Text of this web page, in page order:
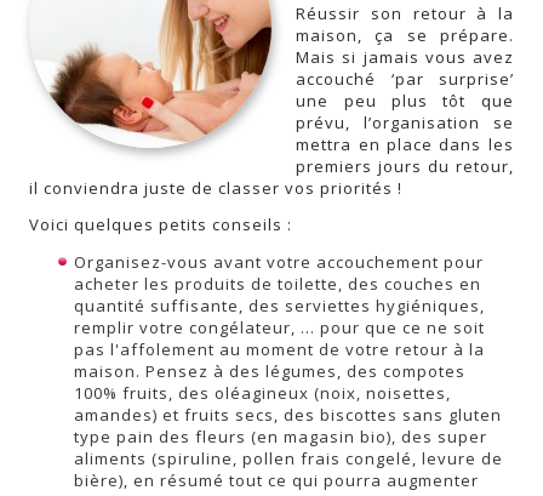
Réussir son retour à la
maison, ça se prépare.
Mais si jamais vous avez
accouché ‘par surprise’
une peu plus tôt que
prévu, l’organisation se
mettra en place dans les
premiers jours du retour,
il conviendra juste de classer vos priorités !
Voici quelques petits conseils :
Organisez-vous avant votre accouchement pour
acheter les produits de toilette, des couches en
quantité suffisante, des serviettes hygiéniques,
remplir votre congélateur, ... pour que ce ne soit
pas l'affolement au moment de votre retour à la
maison. Pensez à des légumes, des compotes
100% fruits, des oléagineux (noix, noisettes,
amandes) et fruits secs, des biscottes sans gluten
type pain des fleurs (en magasin bio), des super
aliments (spiruline, pollen frais congelé, levure de
bière), en résumé tout ce qui pourra augmenter